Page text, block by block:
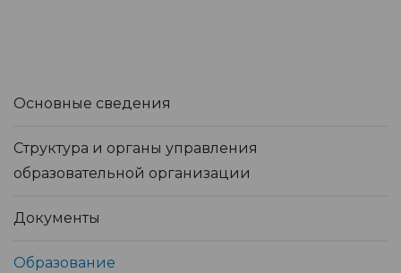
Основные сведения
Структура и органы управления
образовательной организации
Документы
Образование